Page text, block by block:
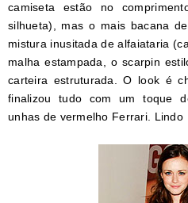
camiseta estão no
silhueta), mas o mais bacana
mistura inusitada de alfaiataria
malha estampada, o scarpin
carteira estruturada. O look é
finalizou tudo com um toque
unhas de vermelho Ferrari. Lindo